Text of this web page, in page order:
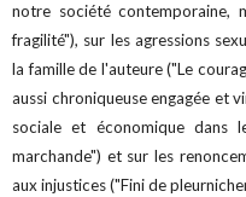
notre société contemporaine,
fragilité"), sur les agressions
la famille de l'auteure ("Le
aussi chroniqueuse engagée et
sociale et économique dans
marchande") et sur les
aux injustices ("Fini de